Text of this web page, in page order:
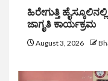
ಹಿರೇಗುತ್ತಿ
ಜಾಗೃತಿ ಕಾರ್ಯಕ್ರಮ
August 3, 2026